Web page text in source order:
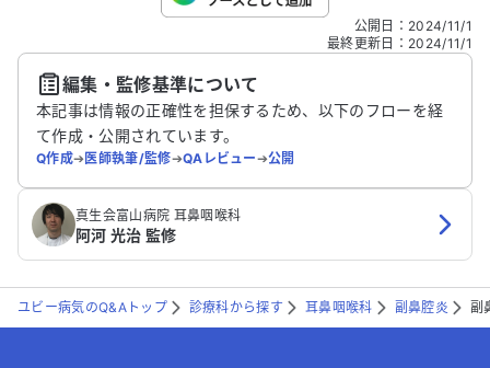
こちらは送信専用のフォームです。氏名やご自身の病気の詳細な
送信する
公開日 ： 2024/11/1
最終更新日 ： 2024/11/1
編集・監修基準について
本記事は情報の正確性を担保するため、以下のフローを経
て作成・公開されています。
Q作成➔医師執筆/監修➔QAレビュー➔公開
真生会富山病院 耳鼻咽喉科
阿河 光治 監修
ユビー病気のQ&Aトップ 診療科から探す 耳鼻咽喉科 副鼻腔炎 副